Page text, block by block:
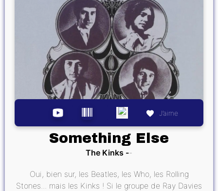
J’aime
Something Else
The Kinks
Oui, bien sur, les Beatles, les Who, les Rolling
Stones... mais les Kinks ! Si le groupe de Ray Davies